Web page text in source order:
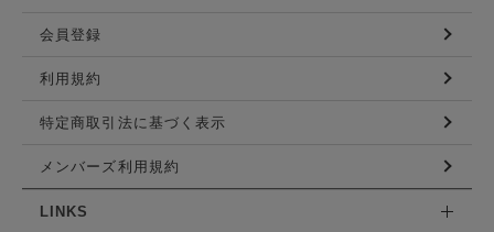
会員登録
利用規約
特定商取引法に基づく表示
メンバーズ利用規約
LINKS